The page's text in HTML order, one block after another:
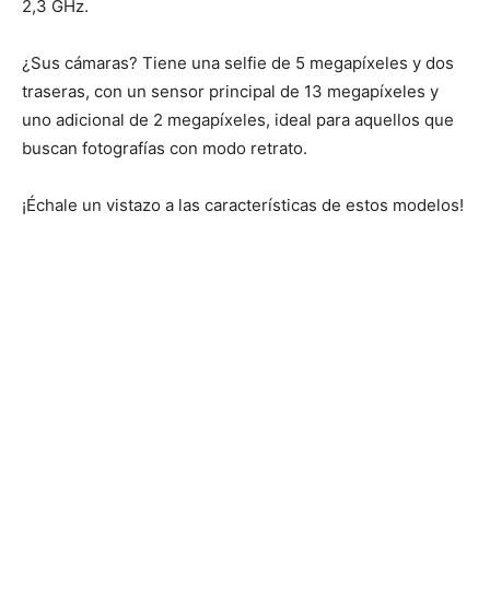
2,3 GHz.
¿Sus cámaras? Tiene una selfie de 5 megapíxeles y dos
traseras, con un sensor principal de 13 megapíxeles y
uno adicional de 2 megapíxeles, ideal para aquellos que
buscan fotografías con modo retrato.
¡Échale un vistazo a las características de estos modelos!